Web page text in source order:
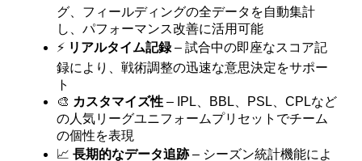
グ、フィールディングの全データを自動集計
し、パフォーマンス改善に活用可能
⚡ リアルタイム記録– 試合中の即座なスコア記
録により、戦術調整の迅速な意思決定をサポー
ト
🎨 カスタマイズ性 – IPL、BBL、PSL、CPLなど
の人気リーグユニフォームプリセットでチーム
の個性を表現
📈長期的なデータ追跡– シーズン統計機能によ